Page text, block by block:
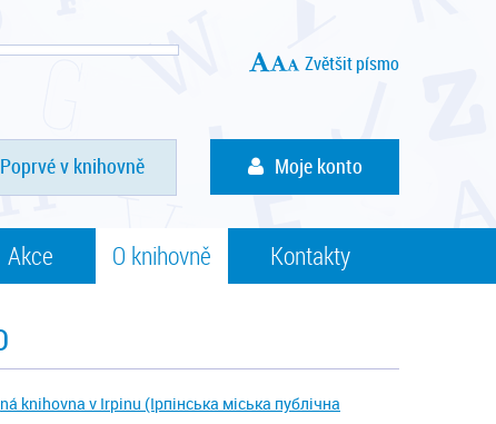
Zvětšit písmo
Poprvé v knihovně Moje konto
Akce O knihovně Kontakty
knihovna v Irpinu (Ірпінська міська публічна